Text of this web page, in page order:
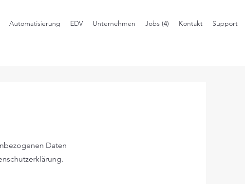
Automatisierung EDV Unternehmen Jobs (4) Kontakt Support
Daten